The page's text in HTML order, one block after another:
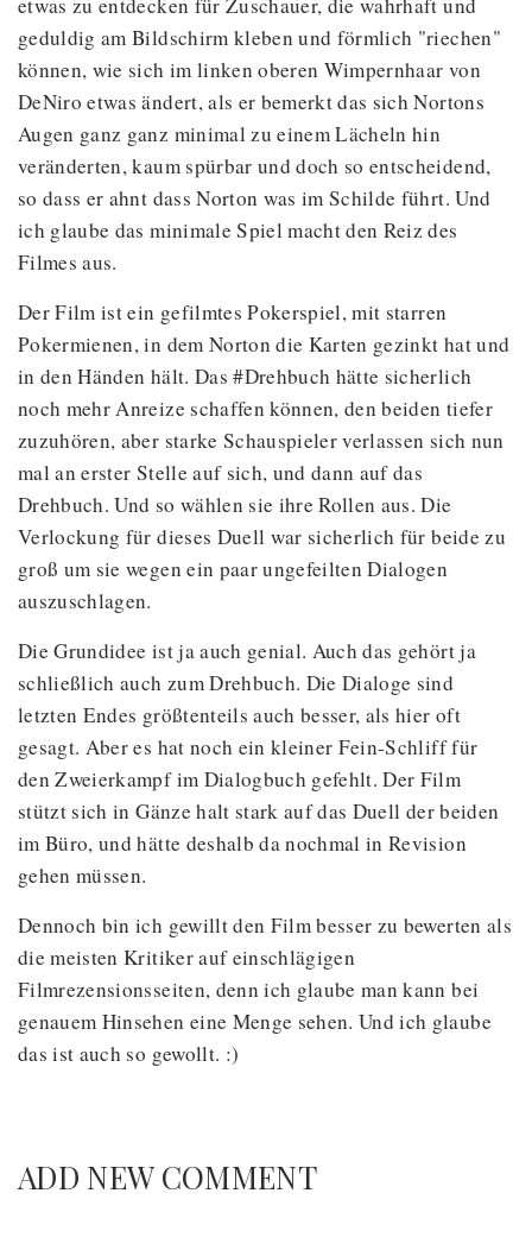
geduldig am Bildschirm kleben und förmlich "riechen"
können, wie sich im linken oberen Wimpernhaar von
DeNiro etwas ändert, als er bemerkt das sich Nortons
Augen ganz ganz minimal zu einem Lächeln hin
veränderten, kaum spürbar und doch so entscheidend,
so dass er ahnt dass Norton was im Schilde führt. Und
ich glaube das minimale Spiel macht den Reiz des
Filmes aus.
Der Film ist ein gefilmtes Pokerspiel, mit starren
Pokermienen, in dem Norton die Karten gezinkt hat und
in den Händen hält. Das #Drehbuch hätte sicherlich
noch mehr Anreize schaffen können, den beiden tiefer
zuzuhören, aber starke Schauspieler verlassen sich nun
mal an erster Stelle auf sich, und dann auf das
Drehbuch. Und so wählen sie ihre Rollen aus. Die
Verlockung für dieses Duell war sicherlich für beide zu
groß um sie wegen ein paar ungefeilten Dialogen
auszuschlagen.
Die Grundidee ist ja auch genial. Auch das gehört ja
schließlich auch zum Drehbuch. Die Dialoge sind
letzten Endes größtenteils auch besser, als hier oft
gesagt. Aber es hat noch ein kleiner Fein-Schliff für
den Zweierkampf im Dialogbuch gefehlt. Der Film
stützt sich in Gänze halt stark auf das Duell der beiden
im Büro, und hätte deshalb da nochmal in Revision
gehen müssen.
Dennoch bin ich gewillt den Film besser zu bewerten als
die meisten Kritiker auf einschlägigen
Filmrezensionsseiten, denn ich glaube man kann bei
genauem Hinsehen eine Menge sehen. Und ich glaube
das ist auch so gewollt. :)
ADD NEW COMMENT